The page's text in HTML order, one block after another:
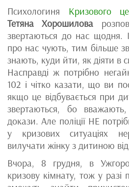
Психологиня Кризового
Тетяна Хорошилова
звертаються до нас щодня.
про нас чують, тим більше
знають, куди йти, як діяти в
Насправді ж потрібно
102 і чітко казати, що ви
якщо це відбувається при
звертаються, бо
докази. Але поліції НЕ
у кризових ситуаціях
вилучати жінку з дитиною
Вчора, 8 грудня, в
кризову кімнату, тож у разі